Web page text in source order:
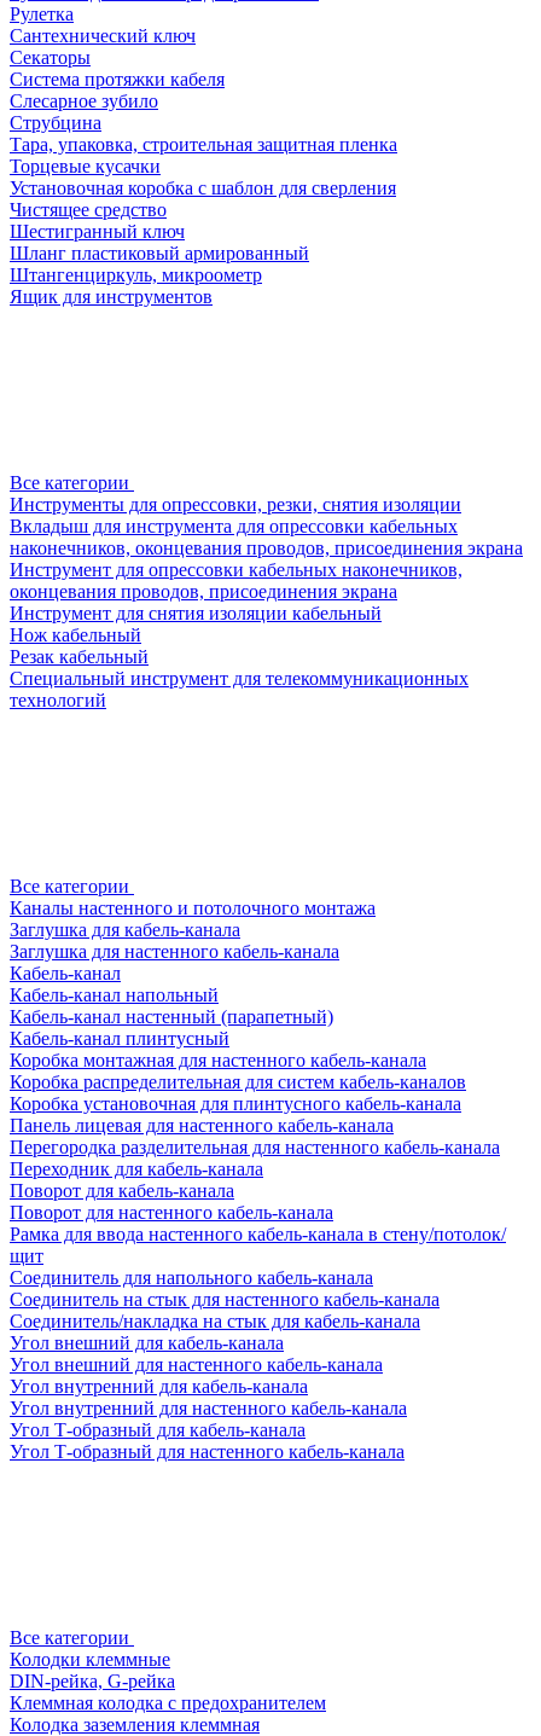
Рулетка
Сантехнический ключ
Секаторы
Система протяжки кабеля
Слесарное зубило
Струбцина
Тара, упаковка, строительная защитная пленка
Торцевые кусачки
Установочная коробка с шаблон для сверления
Чистящее средство
Шестигранный ключ
Шланг пластиковый армированный
Штангенциркуль, микроометр
Ящик для инструментов
Все категории
Инструменты для опрессовки, резки, снятия изоляции
Вкладыш для инструмента для опрессовки кабельных
наконечников, оконцевания проводов, присоединения экрана
Инструмент для опрессовки кабельных наконечников,
оконцевания проводов, присоединения экрана
Инструмент для снятия изоляции кабельный
Нож кабельный
Резак кабельный
Специальный инструмент для телекоммуникационных
технологий
Все категории
Каналы настенного и потолочного монтажа
Заглушка для кабель-канала
Заглушка для настенного кабель-канала
Кабель-канал
Кабель-канал напольный
Кабель-канал настенный (парапетный)
Кабель-канал плинтусный
Коробка монтажная для настенного кабель-канала
Коробка распределительная для систем кабель-каналов
Коробка установочная для плинтусного кабель-канала
Панель лицевая для настенного кабель-канала
Перегородка разделительная для настенного кабель-канала
Переходник для кабель-канала
Поворот для кабель-канала
Поворот для настенного кабель-канала
Рамка для ввода настенного кабель-канала в стену/потолок/
щит
Соединитель для напольного кабель-канала
Соединитель на стык для настенного кабель-канала
Соединитель/накладка на стык для кабель-канала
Угол внешний для кабель-канала
Угол внешний для настенного кабель-канала
Угол внутренний для кабель-канала
Угол внутренний для настенного кабель-канала
Угол Т-образный для кабель-канала
Угол Т-образный для настенного кабель-канала
Все категории
Колодки клеммные
DIN-рейка, G-рейка
Клеммная колодка с предохранителем
Колодка заземления клеммная